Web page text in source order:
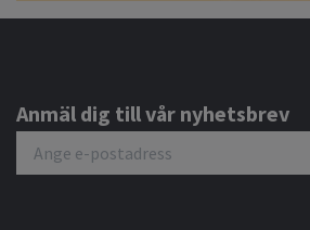
Anmäl dig till vår nyhetsbrev